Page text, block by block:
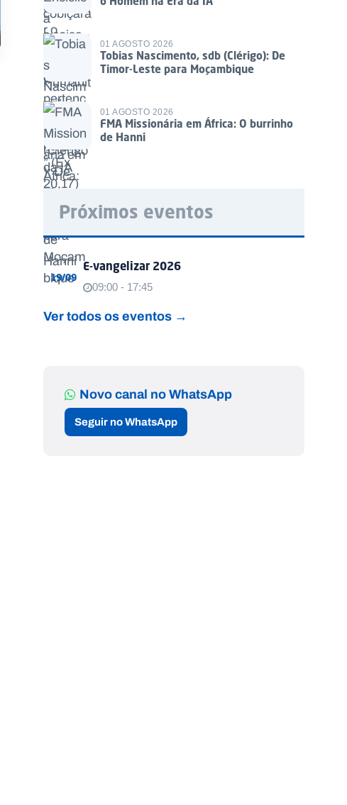
01 AGOSTO 2026
Tobias Nascimento, sdb (Clérigo): De
Timor-Leste para Moçambique
01 AGOSTO 2026
FMA Missionária em África: O burrinho
de Hanni
Próximos eventos
19/09
E-vangelizar 2026
09:00 - 17:45
Ver todos os eventos →
Novo canal no WhatsApp
Seguir no WhatsApp